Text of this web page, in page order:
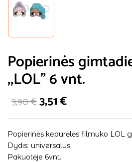
Popierinės
,,LOL” 6 vnt.
3,90€3,51€
Popierinės kepurėlės filmuko LOL
Dydis: universalus
Pakuotėje 6vnt.